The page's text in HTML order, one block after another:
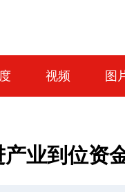
视频 图
业到位资